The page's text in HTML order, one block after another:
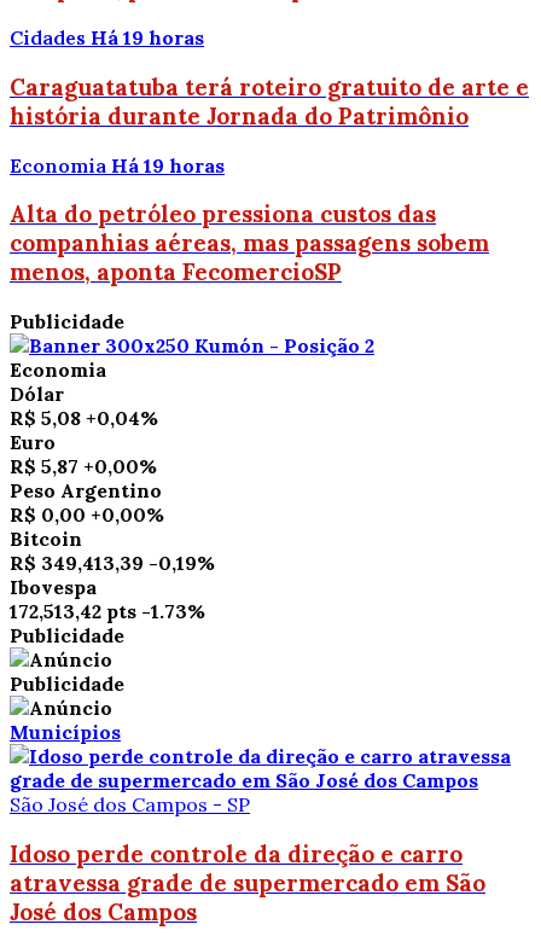
Cidades Há 19 horas
Caraguatatuba terá roteiro gratuito de arte e
história durante Jornada do Patrimônio
Economia Há 19 horas
Alta do petróleo pressiona custos das
companhias aéreas, mas passagens sobem
menos, aponta FecomercioSP
Publicidade
Economia
Dólar
R$ 5,08 +0,04%
Euro
R$ 5,87 +0,00%
Peso Argentino
R$ 0,00 +0,00%
Bitcoin
R$ 349,413,39 -0,19%
Ibovespa
172,513,42 pts -1.73%
Publicidade
Publicidade
Municípios
São José dos Campos - SP
Idoso perde controle da direção e carro
atravessa grade de supermercado em São
José dos Campos